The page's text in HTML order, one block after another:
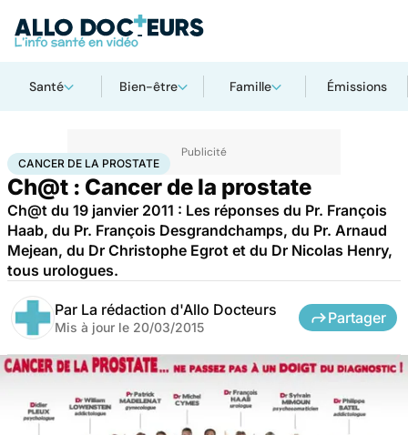
Santé Bien-être Famille Émissions
AccueilSanté MaladiesCancer Cancer de la prostate
CANCER DE LA PROSTATE
Ch@t : Cancer de la prostate
Ch@t du 19 janvier 2011 : Les réponses du Pr. François
Haab, du Pr. François Desgrandchamps, du Pr. Arnaud
Mejean, du Dr Christophe Egrot et du Dr Nicolas Henry,
tous urologues.
Par La rédaction d'Allo Docteurs
Mis à jour le 20/03/2015
Partager